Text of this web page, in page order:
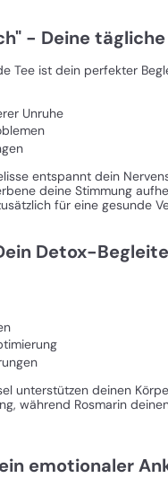
- Deine
Tee ist dein perfekter
Unruhe
entspannt dein
deine Stimmung
für eine gesunde
Detox-
unterstützen deinen
während Rosmarin
emotionaler